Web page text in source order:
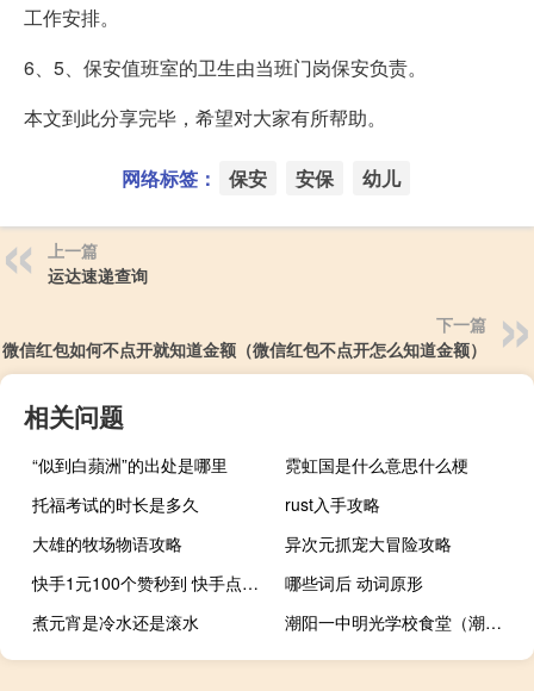
工作安排。
6、5、保安值班室的卫生由当班门岗保安负责。
本文到此分享完毕，希望对大家有所帮助。
网络标签： 保安 安保 幼儿
上一篇
运达速递查询
下一篇
微信红包如何不点开就知道金额（微信红包不点开怎么知道金额）
相关问题
“似到白蘋洲”的出处是哪里
霓虹国是什么意思什么梗
托福考试的时长是多久
rust入手攻略
大雄的牧场物语攻略
异次元抓宠大冒险攻略
快手1元100个赞秒到 快手点赞数量上限
哪些词后 动词原形
煮元宵是冷水还是滚水
潮阳一中明光学校食堂（潮阳一中明光学校）